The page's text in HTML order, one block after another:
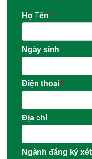
Họ Tên *
Ngày sinh
Điện thoại *
Địa chỉ
Ngành đăng ký